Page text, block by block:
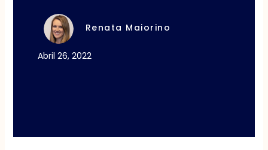
Renata Maiorino
Abril 26, 2022